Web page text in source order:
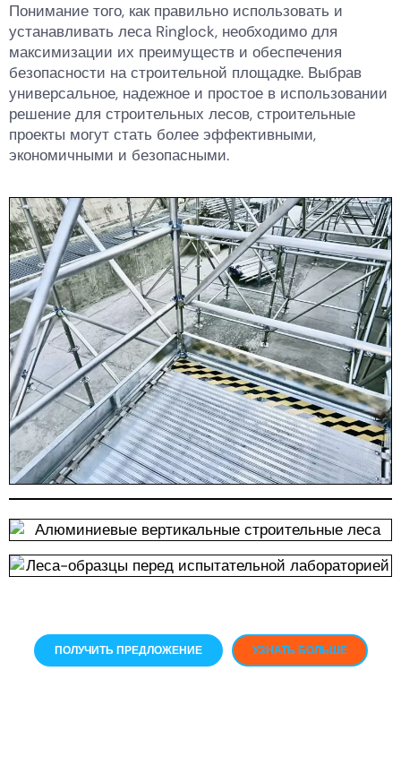
Понимание того, как правильно использовать и
устанавливать леса Ringlock, необходимо для
максимизации их преимуществ и обеспечения
безопасности на строительной площадке. Выбрав
универсальное, надежное и простое в использовании
решение для строительных лесов, строительные
проекты могут стать более эффективными,
экономичными и безопасными.
ПОЛУЧИТЬ ПРЕДЛОЖЕНИЕ УЗНАТЬ БОЛЬШЕ